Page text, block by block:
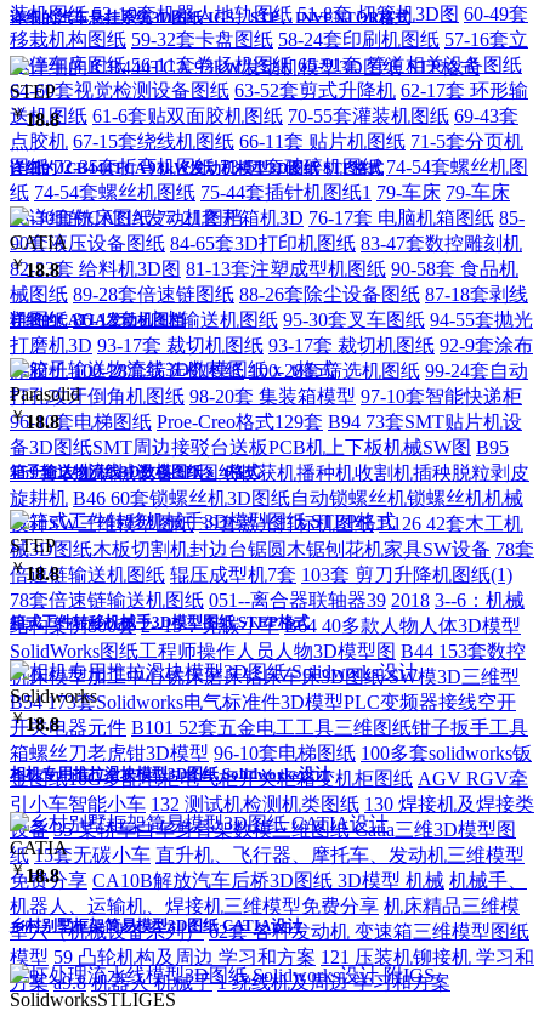
装机图纸 52-19套机器人地轨图纸 51-8套 切管机3D图 60-49套
移栽机构图纸 59-32套卡盘图纸 58-24套印刷机图纸 57-16套立
体停车库图纸 56-11套卷扬机图纸 65-91套 管道相关设备图纸
64-60套视觉检测设备图纸 63-52套剪式升降机 62-17套 环形输
送机图纸 61-6套贴双面胶机图纸 70-55套灌装机图纸 69-43套
点胶机 67-15套绕线机图纸 66-11套 贴片机图纸 71-5套分页机
图纸 72-35套折弯机图纸 73-51套破碎机图纸 74-54套螺丝机图
纸 74-54套螺丝机图纸 75-44套插针机图纸1 79-车床 79-车床
78-30套铣床图纸 77-21套开箱机3D 76-17套 电脑机箱图纸 85-
90套液压设备图纸 84-65套3D打印机图纸 83-47套数控雕刻机
82-23套 给料机3D图 81-13套注塑成型机图纸 90-58套 食品机
械图纸 89-28套倍速链图纸 88-26套除尘设备图纸 87-18套剥线
机图纸 86-12套 矿山输送机图纸 95-30套叉车图纸 94-55套抛光
打磨机3D 93-17套 裁切机图纸 93-17套 裁切机图纸 92-9套涂布
涂胶机 100-28套筛选机图纸 100-28套筛选机图纸 99-24套自动
打孔攻牙倒角机图纸 98-20套 集装箱模型 97-10套智能快递柜
96-10套电梯图纸 Proe-Creo格式129套 B94 73套SMT贴片机设
备3D图纸SMT周边接驳台送板PCB机上下板机械SW图 B95
159套农业机械设备3D图纸收获机播种机收割机插秧脱粒剥皮
旋耕机 B46 60套锁螺丝机3D图纸自动锁螺丝机锁螺丝机机械
设计SW三维模型图纸 39套激光打标机图纸 B126 42套木工机
械3D图纸木板切割机封边台锯圆木锯刨花机家具SW设备 78套
倍速链输送机图纸 辊压成型机7套 103套 剪刀升降机图纸(1)
78套倍速链输送机图纸 051--离合器联轴器39 2018 3--6：机械
结构案例800套 2--15：无碳小车 B64 40多款人物人体3D模型
SolidWorks图纸工程师操作人员人物3D模型图 B44 153套数控
机床模型加工中心铣床磨床钻床车床3D图纸 SW模3D三维型
B54 173套Solidworks电气标准件3D模型PLC变频器接线空开
开关电器元件 B101 52套五金电工工具三维图纸钳子扳手工具
箱螺丝刀老虎钳3D模型 96-10套电梯图纸 100多套solidworks钣
金图纸10G多配电柜电气柜开关柜箱变机柜图纸 AGV RGV牵
引小车智能小车 132 测试机检测机类图纸 130 焊接机及焊接类
设备 35 某轿车白车身骨架数模三维图纸 Catia三维3D模型图
纸 15套无碳小车 直升机、飞行器、摩托车、发动机三维模型
免费分享 CA10B解放汽车后桥3D图纸 3D模型 机械 机械手、
机器人、运输机、焊接机三维模型免费分享 机床精品三维模
型六（机械设备系列） 62套 各种发动机 变速箱三维模型图纸
模型 59 凸轮机构及周边 学习和方案 121 压装机铆接机 学习和
方案 a9.8 机器人 机械手 1 绕线机及周边 学习和方案
详细的汽车悬挂系统3D图纸-IGS、STP、INVENTOR格式
STEP
￥18.8
详细的JCB444TCA 93kW发动机模型3D图纸 STP格式
CATIA
￥18.8
详细的CATIA发动机图档
Parasolid
￥18.8
箱子输送物流线3D数模图纸 x_t格式
STEP
￥18.8
箱式工件转移机械手3D模型图纸 STEP格式
Solidworks
￥18.8
相机专用推拉滑块模型3D图纸 Solidworks设计
CATIA
￥18.8
乡村别墅框架简易模型3D图纸 CATIA设计
SolidworksSTLIGES